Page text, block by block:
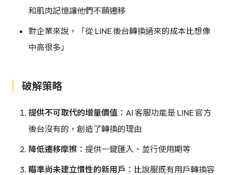
和肌肉記憶讓他們不願遷移
對企業來說，「從 LINE 後台轉換過來的成本比想像
中高很多」
破解策略
提供不可取代的增量價值 ：AI 客服功能是 LINE 官方
後台沒有的，創造了轉換的理由
降低遷移摩擦 ：提供一鍵匯入、並行使用期等
瞄準尚未建立慣性的新用戶 ：比說服既有用戶轉換容